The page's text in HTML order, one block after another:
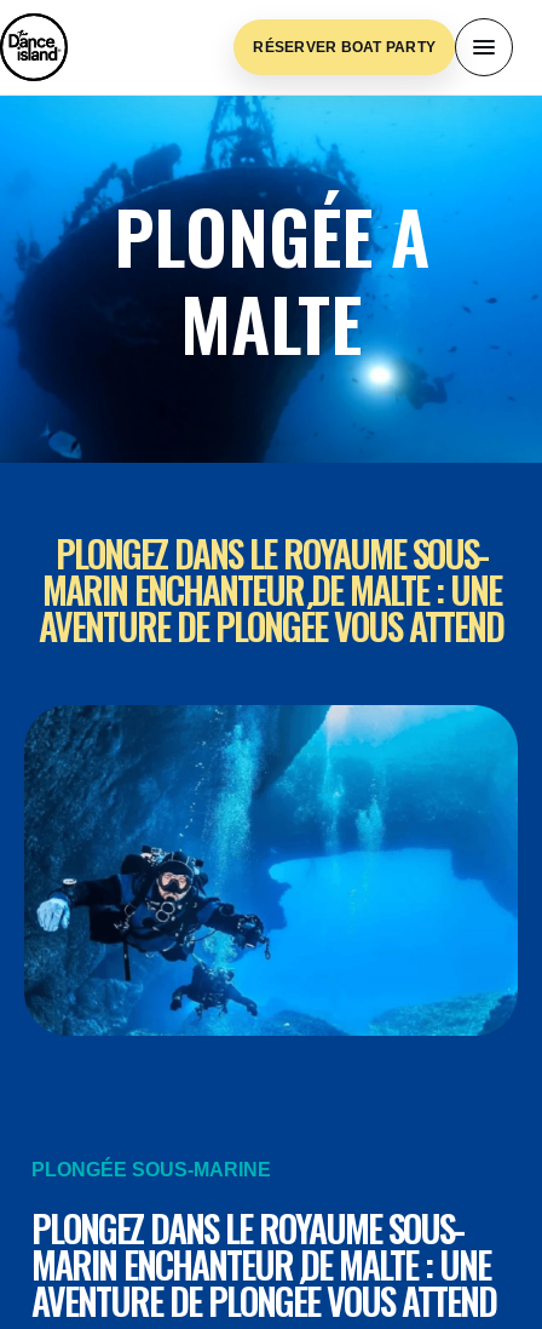
RÉSERVER BOAT PARTY
PLONGÉE A
MALTE
PLONGEZ DANS LE ROYAUME SOUS-
MARIN ENCHANTEUR DE MALTE : UNE
AVENTURE DE PLONGÉE VOUS ATTEND
PLONGÉE SOUS-MARINE
PLONGEZ DANS LE ROYAUME SOUS-
MARIN ENCHANTEUR DE MALTE : UNE
AVENTURE DE PLONGÉE VOUS ATTEND